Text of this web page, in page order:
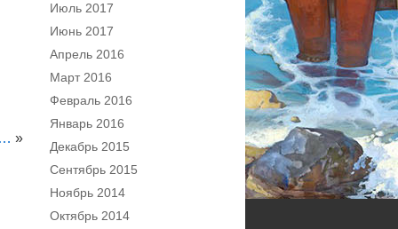
»
Июль 2017
Июнь 2017
Апрель 2016
Март 2016
Февраль 2016
Январь 2016
Декабрь 2015
Сентябрь 2015
Ноябрь 2014
Октябрь 2014